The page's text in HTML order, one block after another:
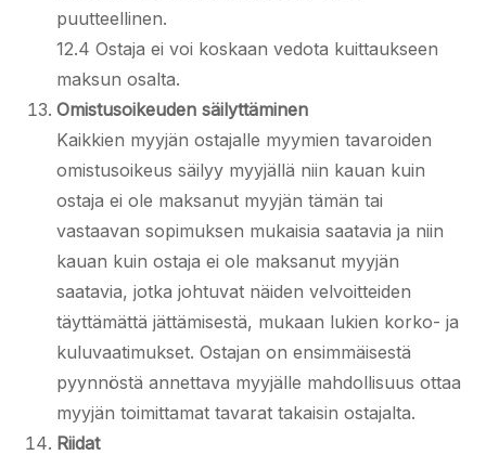
puutteellinen.
12.4 Ostaja ei voi koskaan vedota kuittaukseen
maksun osalta.
Omistusoikeuden säilyttäminen
Kaikkien myyjän ostajalle myymien tavaroiden
omistusoikeus säilyy myyjällä niin kauan kuin
ostaja ei ole maksanut myyjän tämän tai
vastaavan sopimuksen mukaisia saatavia ja niin
kauan kuin ostaja ei ole maksanut myyjän
saatavia, jotka johtuvat näiden velvoitteiden
täyttämättä jättämisestä, mukaan lukien korko- ja
kuluvaatimukset. Ostajan on ensimmäisestä
pyynnöstä annettava myyjälle mahdollisuus ottaa
myyjän toimittamat tavarat takaisin ostajalta.
Riidat